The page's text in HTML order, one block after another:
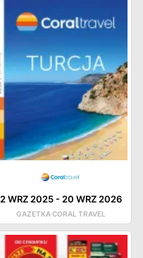
2 WRZ 2025- 20 WRZ 2026
GAZETKA CORAL TRAVEL